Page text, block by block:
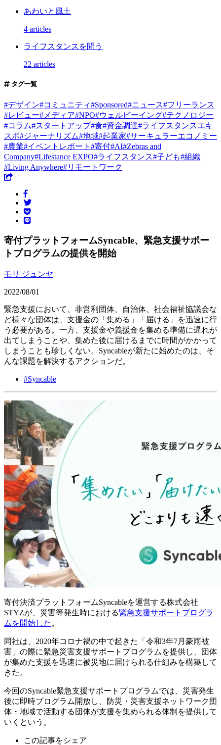
あわいと風土
4 articles
ライフスタンスを問う
22 articles
タグ一覧
#デザイン#コミュニティ#Sponsored#ニュース#フリーランス
#レビュー# メディア#NPO#ウェルビーイング#テクノロジー
#コラム#スタートアップ#食#資金調達#ライフスタンスエキ
スポ#ジャーナリズム#地域#起業家#サーキュラーエコノミー
#農業#イベントレポート #寄付#AI#Zebras and
Company#Lifestance EXPO#ライフスタンス#子ども#組織
#Living Anywhere#リモートワーク
寄付プラットフォームSyncable、緊急支援サポー
トプログラムの提供を開始
モリ ジュンヤ
2022/08/01
緊急支援において、非営利団体、自治体、社会福祉協議会な
ど様々な団体は、支援金の「集める」「届ける」を迅速に行
う必要がある。一方、支援金や義援金を集める準備に遅れが
出てしまうことや、集めた後に届けるまでに時間がかかって
しまうことも珍しくない。Syncableが新たに始めたのは、そ
んな課題を解決するアクションだ。
#Syncable
寄付決済プラットフォームSyncableを運営する株式会社
STYZが、災害等発生時における緊急支援サポートプログラ
ムを開始した 。
同社は、2020年コロナ禍の中で起きた「令和3年7月豪雨被
害」の際に緊急災害支援サポートプログラムを提供し、団体
が集めた支援を迅速に被災地に届けられる仕組みを構築して
きた。
今回のSyncable緊急支援サポートプログラムでは、災害発生
後に即時プログラム開放し、防災・災害支援ネットワーク団
体・地域で活動する団体が支援を集められる体制を提供して
いくという。
この記事をシェア